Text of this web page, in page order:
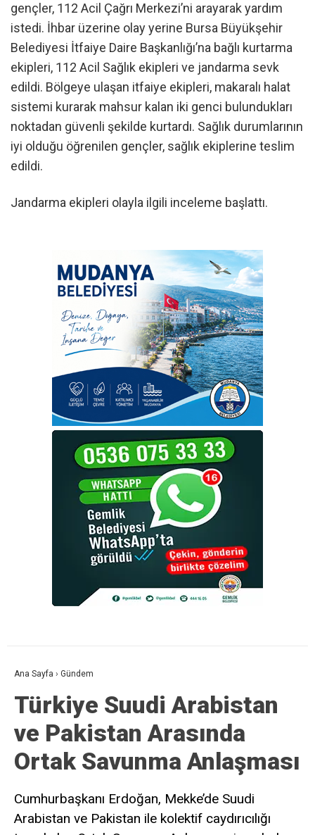
gençler, 112 Acil Çağrı Merkezi’ni arayarak yardım
istedi. İhbar üzerine olay yerine Bursa Büyükşehir
Belediyesi İtfaiye Daire Başkanlığı’na bağlı kurtarma
ekipleri, 112 Acil Sağlık ekipleri ve jandarma sevk
edildi. Bölgeye ulaşan itfaiye ekipleri, makaralı halat
sistemi kurarak mahsur kalan iki genci bulundukları
noktadan güvenli şekilde kurtardı. Sağlık durumlarının
iyi olduğu öğrenilen gençler, sağlık ekiplerine teslim
edildi.
Jandarma ekipleri olayla ilgili inceleme başlattı.
Ana Sayfa › Gündem
Türkiye Suudi Arabistan
ve Pakistan Arasında
Ortak Savunma Anlaşması
Cumhurbaşkanı Erdoğan, Mekke’de Suudi
Arabistan ve Pakistan ile kolektif caydırıcılığı